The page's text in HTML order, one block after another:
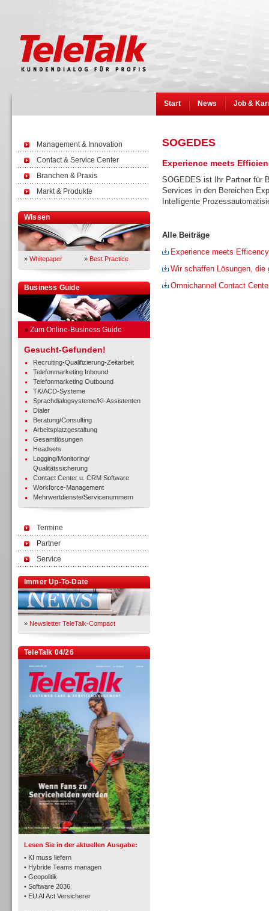
Start News Job &
Management & Innovation
Contact & Service Center
Branchen & Praxis
Markt & Produkte
Wissen
» Whitepaper » Best Practice
Business Guide
» Zum Online-Business Guide
Gesucht-Gefunden!
Recruiting-Qualifizierung-Zeitarbeit
Telefonmarketing Inbound
Telefonmarketing Outbound
TK/ACD-Systeme
Sprachdialogsysteme/KI-Assistenten
Dialer
Beratung/Consulting
Arbeitsplatzgestaltung
Gesamtlösungen
Headsets
Logging/Monitoring/
Qualitätssicherung
Contact Center u. CRM Software
Workforce-Management
Mehrwertdienste/Servicenummern
Termine
Partner
Service
Immer Up-To-Date
» Newsletter TeleTalk-Compact
TeleTalk 04/26
Lesen Sie in der aktuellen Ausgabe:
• KI muss liefern
• Hybride Teams managen
• Geopolitik
• Software 2036
• EU AI Act Versicherer
TK- und ACD-Systeme
Workforce-Management
SOGEDES
Experience meets
SOGEDES ist Ihr Partner für
Services in den Bereichen
Intelligente
Alle Beiträge
Experience meets Efficency
Wir schaffen Lösungen, die
Omnichannel Contact